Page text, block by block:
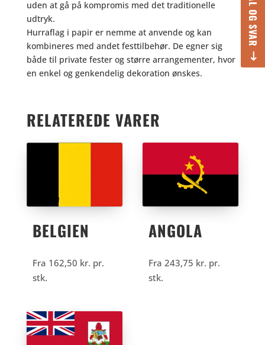
uden at gå på kompromis med det traditionelle
udtryk.
Hurraflag i papir er nemme at anvende og kan
kombineres med andet festtilbehør. De egner sig
både til private fester og større arrangementer, hvor
en enkel og genkendelig dekoration ønskes.
RELATEREDE VARER
BELGIEN
Fra 162,50 kr. pr.
stk.
ANGOLA
Fra243,75 kr. pr.
stk.